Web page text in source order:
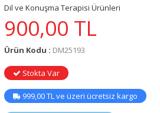
Dil ve Konuşma Terapisi Ürünleri
900,00 TL
Ürün Kodu : DM25193
Stokta Var
999,00 TL ve üzeri ücretsiz kargo